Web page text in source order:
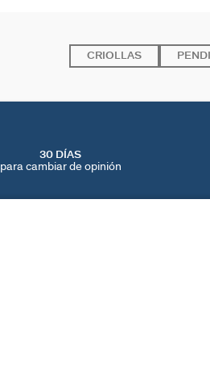
CRIOLLAS
30 DÍAS
para cambiar de opinión